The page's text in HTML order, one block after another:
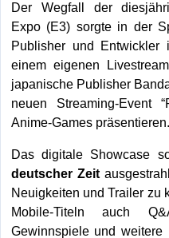
Der Wegfall der
Expo (E3) sorgte in der
Publisher und Entwickler
einem eigenen
japanische Publisher
neuen Streaming-Event
Anime-Games präsentieren.
Das digitale Showcase
deutscher Zeit
Neuigkeiten und Trailer zu
Mobile-Titeln auch
Gewinnspiele und